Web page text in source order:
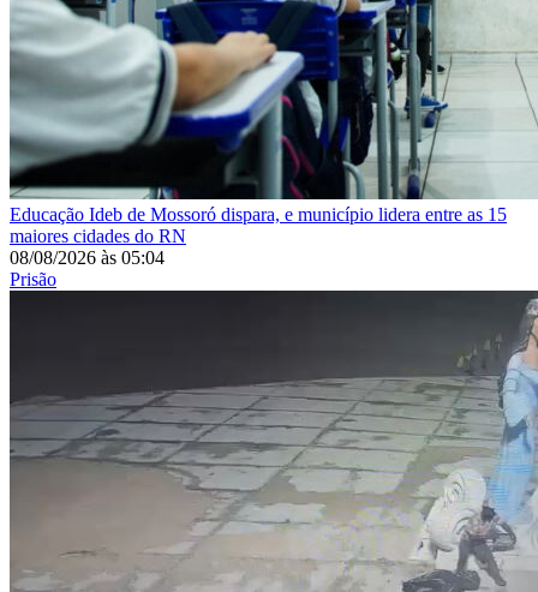
Educação Ideb de Mossoró dispara, e município lidera entre as 15
maiores cidades do RN
08/08/2026 às 05:04
Prisão